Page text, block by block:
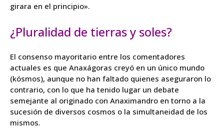
girara en el principio».
¿Pluralidad de tierras y soles?
El consenso mayoritario entre los comentadores
actuales es que Anaxágoras creyó en un único mundo
(kósmos), aunque no han faltado quienes aseguraron lo
contrario, con lo que ha tenido lugar un debate
semejante al originado con Anaximandro en torno a la
sucesión de diversos cosmos o la simultaneidad de los
mismos.